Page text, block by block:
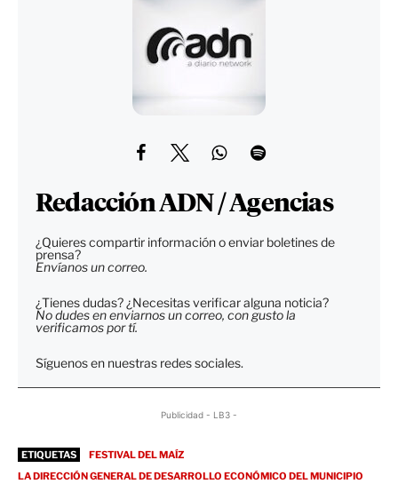
Redacción ADN / Agencias
¿Quieres compartir información o enviar boletines de
prensa?
Envíanos un correo.
¿Tienes dudas? ¿Necesitas verificar alguna noticia?
No dudes en enviarnos un correo, con gusto la
verificamos por tí.
Síguenos en nuestras redes sociales.
Publicidad - LB3 -
ETIQUETAS
FESTIVAL DEL MAÍZ
LA DIRECCIÓN GENERAL DE DESARROLLO ECONÓMICO DEL MUNICIPIO